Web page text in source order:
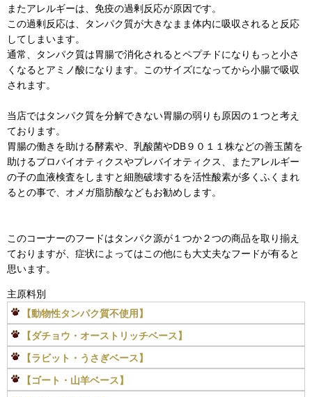
またアレルギーは、免疫の過剰反応が原因です。
この過剰反応は、タンパク質が大きなまま体内に吸収されると反応
してしまいます。
通常、タンパク質は胃腸で消化されるとペプチドになりもっと小さ
くなるとアミノ酸になります。このサイズになってから小腸で吸収
されます。
当店ではタンパク質を分解できない胃腸の弱りも原因の１つと考え
ております。
胃腸の働きを助ける酵素や、乳酸菌やDB９０１１株などの善玉菌を
助けるプロバイオティクスやプレバイオティクス、またアレルギー
の子の血液検査をしますと細胞破壊するを活性酸素が多くふくまれ
るとの事で、オメガ脂肪酸などもお勧めします。
このコーナーのフードはタンパク源が１つか２つの商品を取り揃え
ておりますが、症状によってはこの他にも大丈夫なフードが有ると
思います。
主原料別
【動物性タンパク質不使用】
【ダチョウ・オーストリッチベース】
【ラビット・うさぎベース】
【ゴート・山羊ベース】